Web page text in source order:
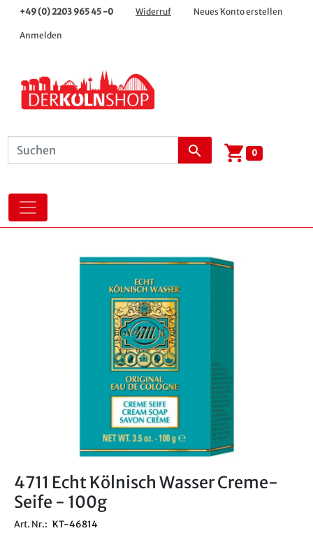
+49 (0) 2203 965 45 -0 Widerruf Neues Konto erstellen
Anmelden
search shopping_cart 0
4711 Echt Kölnisch Wasser Creme-
Seife - 100g
Art. Nr.: KT-46814